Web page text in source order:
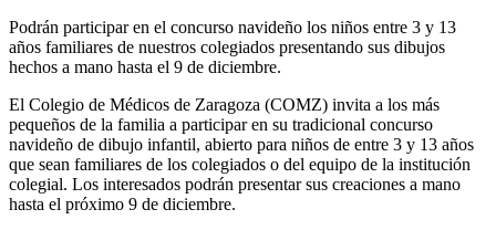
Podrán participar en el concurso navideño los niños entre 3 y 13
años familiares de nuestros colegiados presentando sus dibujos
hechos a mano hasta el 9 de diciembre.
El Colegio de Médicos de Zaragoza (COMZ) invita a los más
pequeños de la familia a participar en su tradicional concurso
navideño de dibujo infantil, abierto para niños de entre 3 y 13 años
que sean familiares de los colegiados o del equipo de la institución
colegial. Los interesados podrán presentar sus creaciones a mano
hasta el próximo 9 de diciembre.